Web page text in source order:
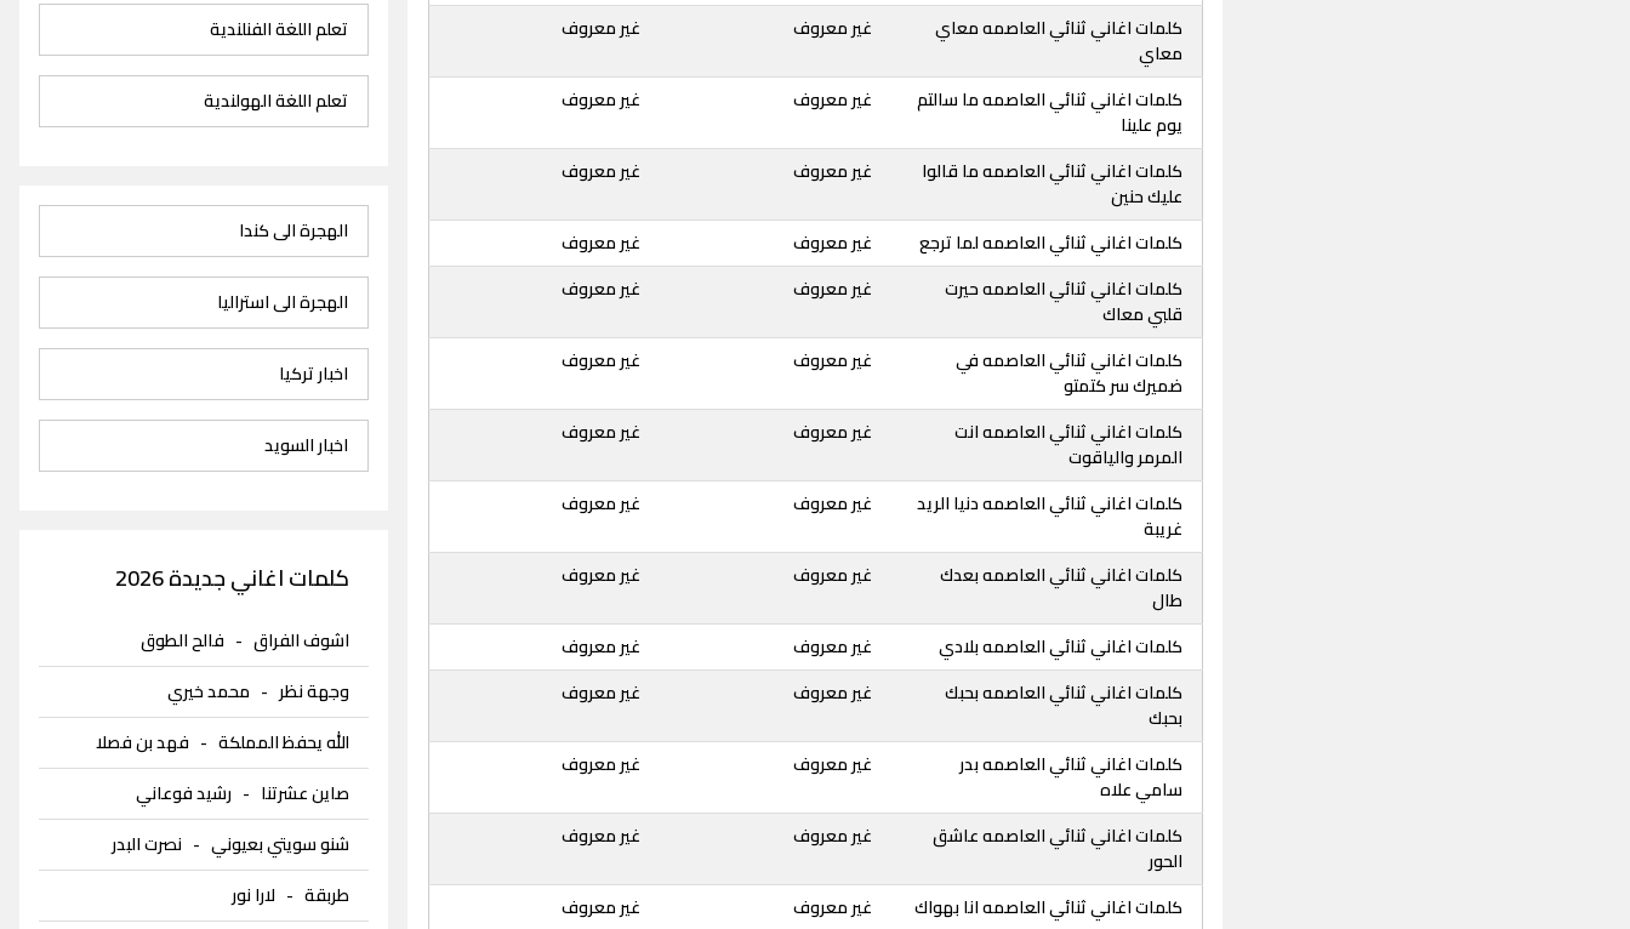
كلمات اغاني ثنائي العاصمه معاي
معاي
غير معروف غير معروف
كلمات اغاني ثنائي العاصمه ما سالتم
يوم علينا
غير معروف غير معروف
كلمات اغاني ثنائي العاصمه ما قالوا
عليك حنين
غير معروف غير معروف
كلمات اغاني ثنائي العاصمه لما ترجع غير معروف
غير معروف
كلمات اغاني ثنائي العاصمه حيرت
قلبي معاك
غير معروف غير معروف
كلمات اغاني ثنائي العاصمه في
ضميرك سر كتمتو
غير معروف غير معروف
كلمات اغاني ثنائي العاصمه انت
المرمر والياقوت
غير معروف غير معروف
كلمات اغاني ثنائي العاصمه دنيا الريد
غريبة
غير معروف غير معروف
كلمات اغاني ثنائي العاصمه بعدك
طال
غير معروف غير معروف
كلمات اغاني ثنائي العاصمه بلادي غير معروف
غير معروف
كلمات اغاني ثنائي العاصمه بحبك
بحبك
غير معروف غير معروف
كلمات اغاني ثنائي العاصمه بدر
سامي علاه
غير معروف غير معروف
كلمات اغاني ثنائي العاصمه عاشق
الحور
غير معروف غير معروف
كلمات اغاني ثنائي العاصمه انا بهواك غير معروف
غير معروف
تعلم اللغة الفنلندية
تعلم اللغة الهولندية
الهجرة الى كندا
الهجرة الى استراليا
اخبار تركيا
اخبار السويد
كلمات اغاني جديدة 2026
اشوف الفراق- فالح الطوق
وجهة نظر - محمد خيري
الله يحفظ المملكة- فهد بن فصلا
صاين عشرتنا - رشيد فوعاني
شنو سويتي بعيوني- نصرت البدر
طربقة- لارا نور